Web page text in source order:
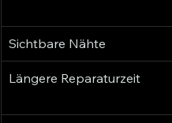
Sichtbare Nähte
Längere Reparaturzeit